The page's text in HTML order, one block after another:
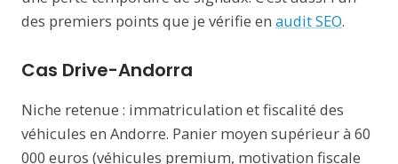
des premiers points que je vérifie en audit SEO.
Cas Drive-Andorra
Niche retenue : immatriculation et fiscalité des
véhicules en Andorre. Panier moyen supérieur à 60
000 euros (véhicules premium, motivation fiscale